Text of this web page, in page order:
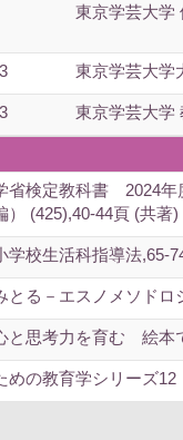
東京学芸大学
東京学芸大学
東京学芸大学
省検定教科書 2024年
） (425),40-44頁 (共著)
学校生活科指導法,65-
とる－エスノメソドロ
と思考力を育む 絵本
めの教育学シリーズ